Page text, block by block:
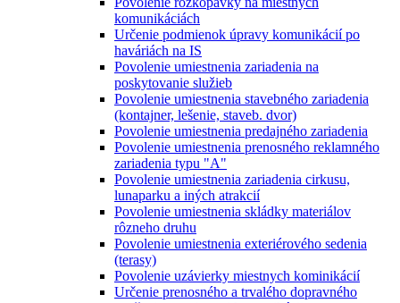
komunikáciách
Určenie podmienok úpravy komunikácií po
haváriách na IS
Povolenie umiestnenia zariadenia na
poskytovanie služieb
Povolenie umiestnenia stavebného zariadenia
(kontajner, lešenie, staveb. dvor)
Povolenie umiestnenia predajného zariadenia
Povolenie umiestnenia prenosného reklamného
zariadenia typu "A"
Povolenie umiestnenia zariadenia cirkusu,
lunaparku a iných atrakcií
Povolenie umiestnenia skládky materiálov
rôzneho druhu
Povolenie umiestnenia exteriérového sedenia
(terasy)
Povolenie uzávierky miestnych kominikácií
Určenie prenosného a trvalého dopravného